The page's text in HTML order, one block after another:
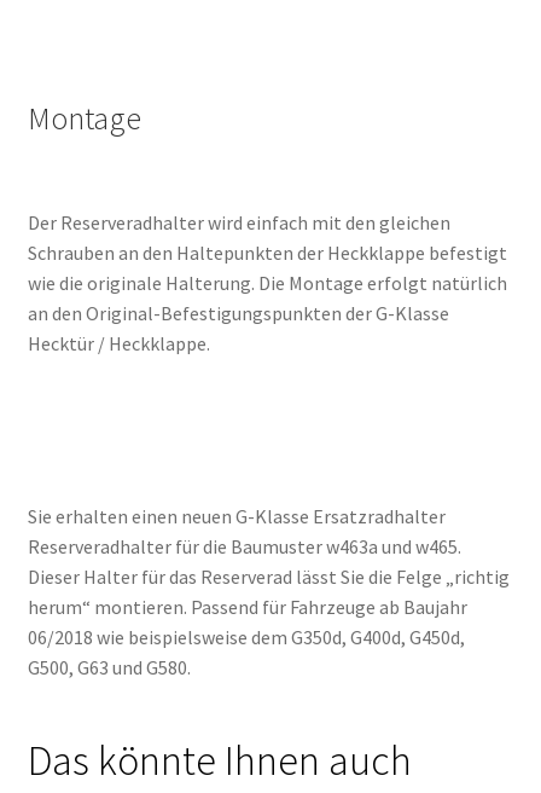
Montage
Der Reserveradhalter wird einfach mit den gleichen
Schrauben an den Haltepunkten der Heckklappe befestigt
wie die originale Halterung. Die Montage erfolgt natürlich
an den Original-Befestigungspunkten der G-Klasse
Hecktür / Heckklappe.
Sie erhalten einen neuen G-Klasse Ersatzradhalter
Reserveradhalter für die Baumuster w463a und w465.
Dieser Halter für das Reserverad lässt Sie die Felge „richtig
herum“ montieren. Passend für Fahrzeuge ab Baujahr
06/2018 wie beispielsweise dem G350d, G400d, G450d,
G500, G63 und G580.
Das könnte Ihnen auch